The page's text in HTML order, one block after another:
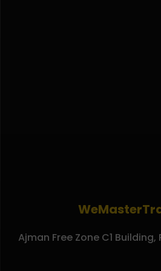
Ajman Free Zone C1 Building,